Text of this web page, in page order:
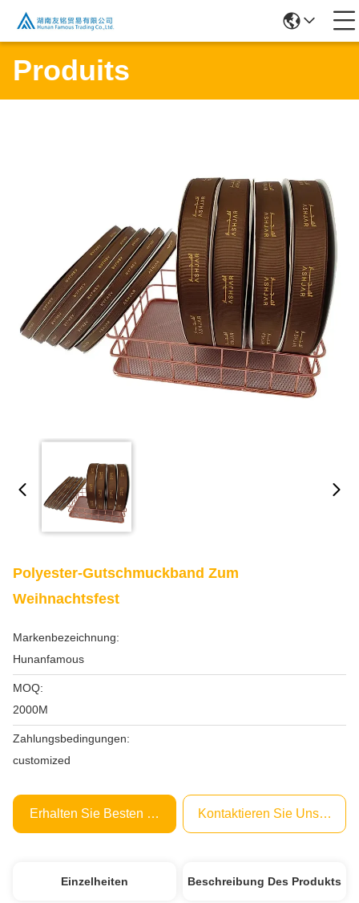
Produits
Polyester-Gutschmuckband Zum
Weihnachtsfest
Markenbezeichnung:
Hunanfamous
MOQ:
2000M
Zahlungsbedingungen:
customized
Erhalten Sie Besten Preis Kontaktieren Sie Uns Jetzt
Einzelheiten Beschreibung Des Produkts